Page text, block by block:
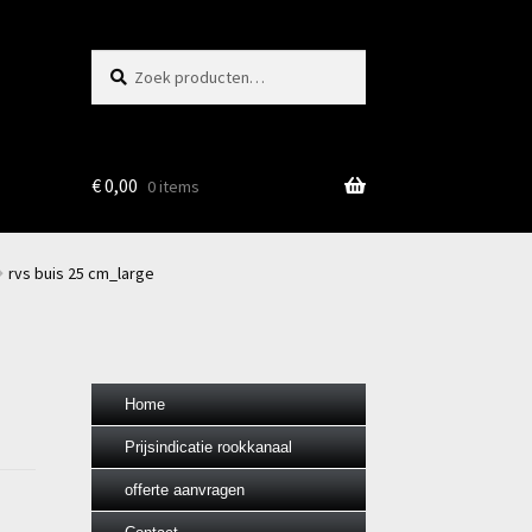
naar:
€0,00 0 items
rvs buis 25 cm_large
Home
Prijsindicatie rookkanaal
offerte aanvragen